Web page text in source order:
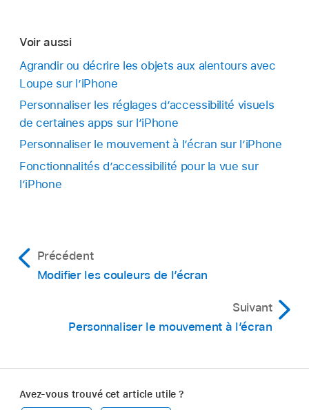
Voir aussi
Agrandir ou décrire les objets aux alentours avec
Loupe sur l’iPhone
Personnaliser les réglages d’accessibilité visuels
de certaines apps sur l’iPhone
Personnaliser le mouvement à l’écran sur l’iPhone
Fonctionnalités d’accessibilité pour la vue sur
l’iPhone
Précédent
Modifier les couleurs de l’écran
Suivant
Personnaliser le mouvement à l’écran
Avez-vous trouvé cet article utile ?